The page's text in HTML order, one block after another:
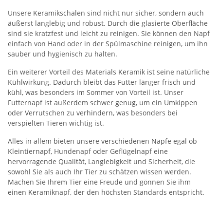
Unsere Keramikschalen sind nicht nur sicher, sondern auch
äußerst langlebig und robust. Durch die glasierte Oberfläche
sind sie kratzfest und leicht zu reinigen. Sie können den Napf
einfach von Hand oder in der Spülmaschine reinigen, um ihn
sauber und hygienisch zu halten.
Ein weiterer Vorteil des Materials Keramik ist seine natürliche
Kühlwirkung. Dadurch bleibt das Futter länger frisch und
kühl, was besonders im Sommer von Vorteil ist. Unser
Futternapf ist außerdem schwer genug, um ein Umkippen
oder Verrutschen zu verhindern, was besonders bei
verspielten Tieren wichtig ist.
Alles in allem bieten unsere verschiedenen Näpfe egal ob
Kleintiernapf, Hundenapf oder Geflügelnapf eine
hervorragende Qualität, Langlebigkeit und Sicherheit, die
sowohl Sie als auch Ihr Tier zu schätzen wissen werden.
Machen Sie Ihrem Tier eine Freude und gönnen Sie ihm
einen Keramiknapf, der den höchsten Standards entspricht.